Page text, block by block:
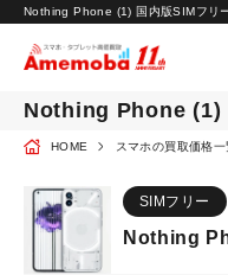
Nothing Phone (1) 国内版SIMフリ
お知らせ
お問い合わせ
Nothing Phone (1)
HOME スマホの買取価格一
SIMフリー
Nothing